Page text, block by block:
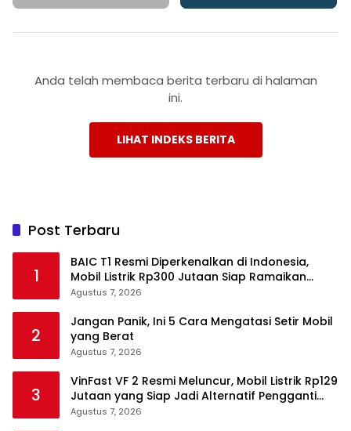
Anda telah membaca berita terbaru di halaman
ini.
LIHAT INDEKS BERITA
Post Terbaru
1
BAIC T1 Resmi Diperkenalkan di Indonesia,
Mobil Listrik Rp300 Jutaan Siap Ramaikan
Pasar EV
Agustus 7, 2026
2
Jangan Panik, Ini 5 Cara Mengatasi Setir Mobil
yang Berat
Agustus 7, 2026
3
VinFast VF 2 Resmi Meluncur, Mobil Listrik Rp129
Jutaan yang Siap Jadi Alternatif Pengganti
Motor
Agustus 7, 2026